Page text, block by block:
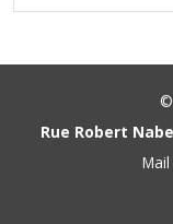
Rue Robert
Mail